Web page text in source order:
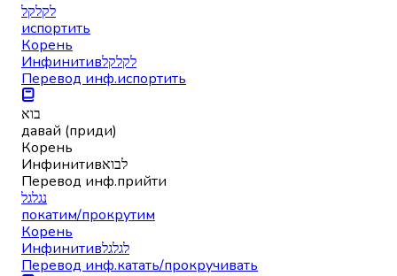
לקלקל
испортить
Корень
Инфинитивלקלקל
Перевод инф.испортить
בוא
давай (приди)
Корень
Инфинитивלבוא
Перевод инф.прийти
נגלגל
покатим/прокрутим
Корень
Инфинитивלגלגל
Перевод инф.катать/прокручивать